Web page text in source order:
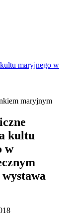
maryjnego w
kultu
w